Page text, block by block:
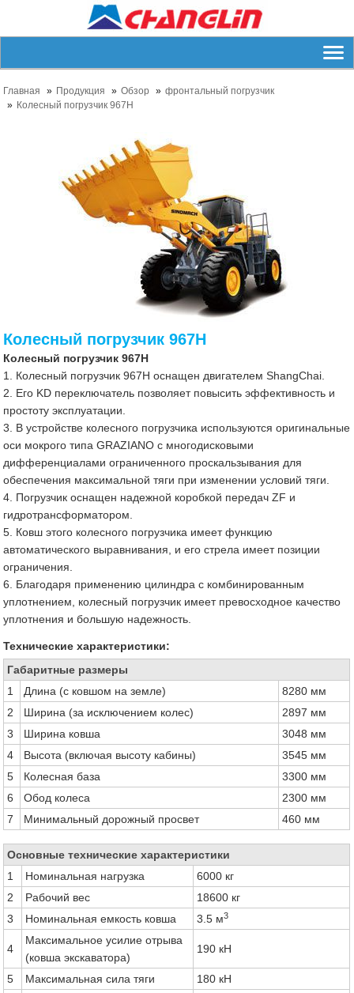
Главная Продукция Обзор
фронтальный погрузчик
Колесный погрузчик 967H
Колесный погрузчик 967H
Колесный погрузчик 967H
1. Колесный погрузчик 967H оснащен двигателем ShangChai.
2. Его KD переключатель позволяет повысить эффективность и
простоту эксплуатации.
3. В устройстве колесного погрузчика используются оригинальные
оси мокрого типа GRAZIANO с многодисковыми
дифференциалами ограниченного проскальзывания для
обеспечения максимальной тяги при изменении условий тяги.
4. Погрузчик оснащен надежной коробкой передач ZF и
гидротрансформатором.
5. Ковш этого колесного погрузчика имеет функцию
автоматического выравнивания, и его стрела имеет позиции
ограничения.
6. Благодаря применению цилиндра с комбинированным
уплотнением, колесный погрузчик имеет превосходное качество
уплотнения и большую надежность.
Технические характеристики:
Габаритные размеры
1
Длина (с ковшом на земле)
8280 мм
2
Ширина (за исключением колес)
2897 мм
3
Ширина ковша
3048 мм
4
Высота (включая высоту кабины)
3545 мм
5
Колесная база
3300 мм
6
Обод колеса
2300 мм
7
Минимальный дорожный просвет 460 мм
Основные технические характеристики
1
Номинальная нагрузка
6000 кг
2
Рабочий вес
18600 кг
3
Номинальная емкость ковша 3.5 м3
4
Максимальное усилие отрыва
(ковша экскаватора)
190 кН
5 Максимальная сила тяги 180 кН